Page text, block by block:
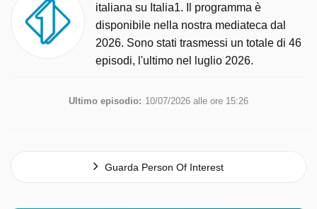
italiana su Italia1. Il programma è
disponibile nella nostra mediateca dal
2026. Sono stati trasmessi un totale di 46
episodi, l'ultimo nel luglio 2026.
Ultimo episodio: 10/07/2026 alle ore 15:26
Guarda Person Of Interest